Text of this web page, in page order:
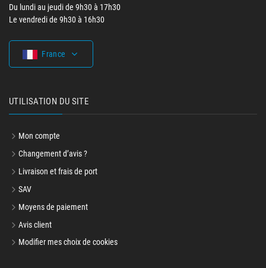
Du lundi au jeudi de 9h30 à 17h30
Le vendredi de 9h30 à 16h30
France
UTILISATION DU SITE
Mon compte
Changement d’avis ?
Livraison et frais de port
SAV
Moyens de paiement
Avis client
Modifier mes choix de cookies